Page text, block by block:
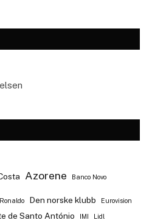
Azorene Banco Novo
Den norske klubb Eurovision
de Santo António IMI
Lidl